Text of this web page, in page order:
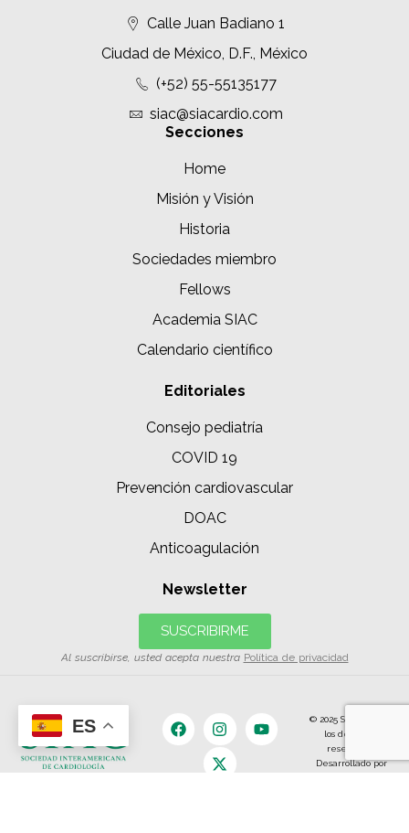
Calle Juan Badiano 1
Ciudad de México, D.F., México
(+52) 55-55135177
siac@siacardio.com
Secciones
Home
Misión y Visión
Historia
Sociedades miembro
Fellows
Academia SIAC
Calendario científico
Editoriales
Consejo pediatría
COVID 19
Prevención cardiovascular
DOAC
Anticoagulación
Newsletter
SUSCRIBIRME
Al suscribirse, usted acepta nuestra Política de privacidad
© 2025 SIAC | Todos
los derechos
reservados.
Desarrollado por
ES